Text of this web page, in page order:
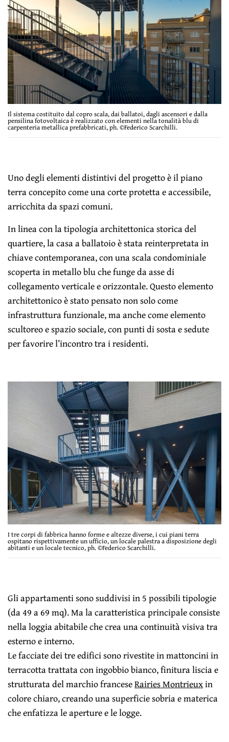
Il sistema costituito dal copro scala, dai ballatoi, dagli ascensori e dalla
pensilina fotovoltaica è realizzato con elementi nella tonalità blu di
carpenteria metallica prefabbricati, ph. ©Federico Scarchilli.
Uno degli elementi distintivi del progetto è il piano
terra concepito come una corte protetta e accessibile,
arricchita da spazi comuni.
In linea con la tipologia architettonica storica del
quartiere, la casa a ballatoio è stata reinterpretata in
chiave contemporanea, con una scala condominiale
scoperta in metallo blu che funge da asse di
collegamento verticale e orizzontale. Questo elemento
architettonico è stato pensato non solo come
infrastruttura funzionale, ma anche come elemento
scultoreo e spazio sociale, con punti di sosta e sedute
per favorire l’incontro tra i residenti.
I tre corpi di fabbrica hanno forme e altezze diverse, i cui piani terra
ospitano rispettivamente un ufficio, un locale palestra a disposizione degli
abitanti e un locale tecnico, ph. ©Federico Scarchilli.
Gli appartamenti sono suddivisi in 5 possibili tipologie
(da 49 a 69 mq). Ma la caratteristica principale consiste
nella loggia abitabile che crea una continuità visiva tra
esterno e interno.
Le facciate dei tre edifici sono rivestite in mattoncini in
terracotta trattata con ingobbio bianco, finitura liscia e
strutturata del marchio franceseRairies Montrieuxin
colore chiaro, creando una superficie sobria e materica
che enfatizza le aperture e le logge.